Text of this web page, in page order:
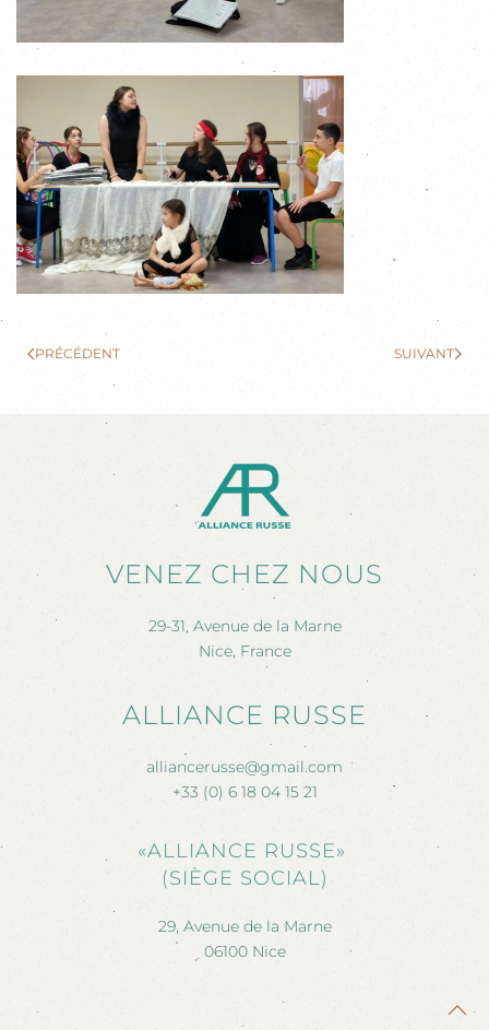
PRÉCÉDENT SUIVANT
VENEZ CHEZ NOUS
29-31, Avenue de la Marne
Nice, France
ALLIANCE RUSSE
alliancerusse@gmail.com
+33 (0) 6 18 04 15 21
«ALLIANCE RUSSE»
(SIÈGE SOCIAL)
29, Avenue de la Marne
06100 Nice